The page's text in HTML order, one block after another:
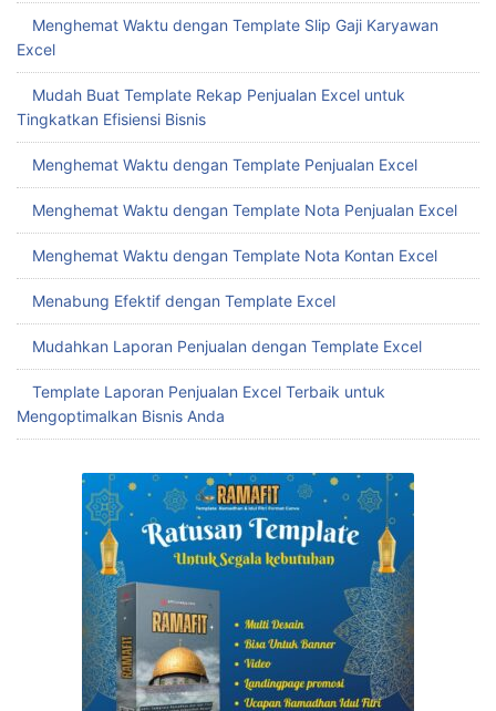
Menghemat Waktu dengan Template Slip Gaji Karyawan
Excel
Mudah Buat Template Rekap Penjualan Excel untuk
Tingkatkan Efisiensi Bisnis
Menghemat Waktu dengan Template Penjualan Excel
Menghemat Waktu dengan Template Nota Penjualan Excel
Menghemat Waktu dengan Template Nota Kontan Excel
Menabung Efektif dengan Template Excel
Mudahkan Laporan Penjualan dengan Template Excel
Template Laporan Penjualan Excel Terbaik untuk
Mengoptimalkan Bisnis Anda